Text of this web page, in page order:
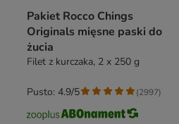
Pakiet Rocco Chings
Originals mięsne paski do
żucia
Filet z kurczaka, 2 x 250 g
Pusto: 4.9/5 (2997)